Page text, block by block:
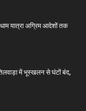
यात्रा अग्रिम आदेशों तक
तिलवाड़ा में भूस्खलन से घंटों बंद,